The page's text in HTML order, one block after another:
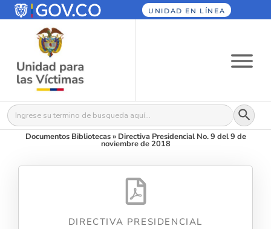
UNIDAD EN LÍNEA
Buscar: Botón
Documentos Bibliotecas» Directiva Presidencial No. 9 del 9 de
noviembre de 2018
DIRECTIVA PRESIDENCIAL